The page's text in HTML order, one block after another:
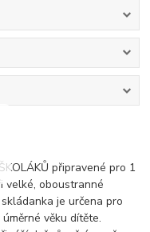
připravené pro 1
velké, oboustranné
je určena pro
věku dítěte.